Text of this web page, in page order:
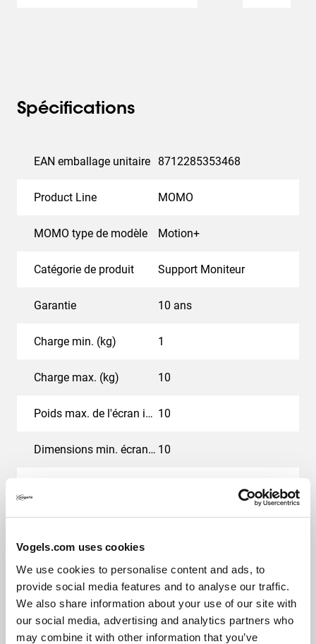
Vogels.com uses cookies
We use cookies to personalise content and ads, to
provide social media features and to analyse our traffic.
We also share information about your use of our site with
our social media, advertising and analytics partners who
may combine it with other information that you’ve
Spécifications
EAN emballage unitaire 8712285353468
Product Line MOMO
MOMO type de modèle Motion+
Catégorie de produit Support Moniteur
Garantie 10 ans
Charge min. (kg) 1
Charge max. (kg) 10
Poids max. de l'écran incurvé (kg) 10
Dimensions min. écran (pouce) 10
Schéma de trous (VESA)50 mm x 50 mm, 75 mm
Couleur Noir
Nombre de points de pivot 2